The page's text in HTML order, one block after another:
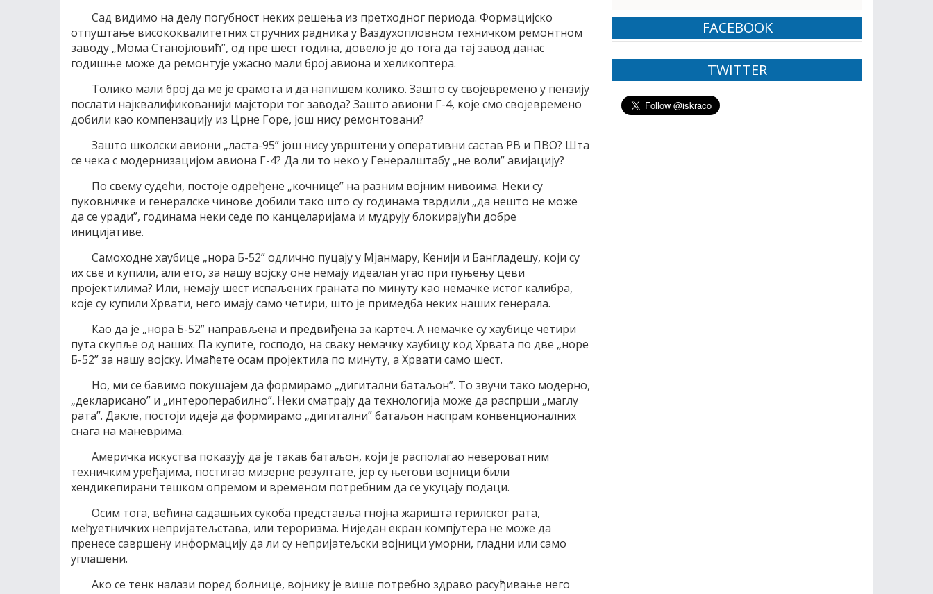
Сад видимо на делу погубност неких решења из претходног периода. Формацијско
отпуштање висококвалитетних стручних радника у Ваздухопловном техничком ремонтном
заводу „Мома Станојловић”, од пре шест година, довело је до тога да тај завод данас
годишње може да ремонтује ужасно мали број авиона и хеликоптера.
Толико мали број да ме је срамота и да напишем колико. Зашто су својевремено у пензију
послати најквалификованији мајстори тог завода? Зашто авиони Г-4, које смо својевремено
добили као компензацију из Црне Горе, још нису ремонтовани?
Зашто школски авиони „ласта-95” још нису уврштени у оперативни састав РВ и ПВО? Шта
се чека с модернизацијом авиона Г-4? Да ли то неко у Генералштабу „не воли” авијацију?
По свему судећи, постоје одређене „кочнице” на разним војним нивоима. Неки су
пуковничке и генералске чинове добили тако што су годинама тврдили „да нешто не може
да се уради”, годинама неки седе по канцеларијама и мудрују блокирајући добре
иницијативе.
Самоходне хаубице „нора Б-52” одлично пуцају у Мјанмару, Кенији и Бангладешу, који су
их све и купили, али ето, за нашу војску оне немају идеалан угао при пуњењу цеви
пројектилима? Или, немају шест испаљених граната по минуту као немачке истог калибра,
које су купили Хрвати, него имају само четири, што је примедба неких наших генерала.
Као да је „нора Б-52” направљена и предвиђена за картеч. А немачке су хаубице четири
пута скупље од наших. Па купите, господо, на сваку немачку хаубицу код Хрвата по две „норе
Б-52” за нашу војску. Имаћете осам пројектила по минуту, а Хрвати само шест.
Но, ми се бавимо покушајем да формирамо „дигитални батаљон”. То звучи тако модерно,
„декларисано” и „интероперабилно”. Неки сматрају да технологија може да распрши „маглу
рата”. Дакле, постоји идеја да формирамо „дигитални” батаљон наспрам конвенционалних
снага на маневрима.
Америчка искуства показују да је такав батаљон, који је располагао невероватним
техничким уређајима, постигао мизерне резултате, јер су његови војници били
хендикепирани тешком опремом и временом потребним да се укуцају подаци.
Осим тога, већина садашњих сукоба представља гнојна жаришта герилског рата,
међуетничких непријатељстава, или тероризма. Ниједан екран компјутера не може да
пренесе савршену информацију да ли су непријатељски војници уморни, гладни или само
уплашени.
Ако се тенк налази поред болнице, војнику је више потребно здраво расуђивање него
FACEBOOK
TWITTER